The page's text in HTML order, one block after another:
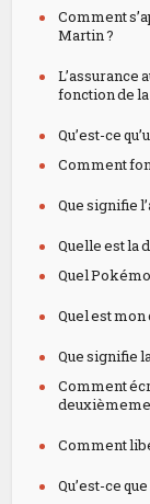
Comment
Martin ?
L’assurance
fonction de
Qu’est-ce
Comment
Que signifie
Quelle est la
Quel
Quel est mon
Que signifie
Comment
Comment
Qu’est-ce